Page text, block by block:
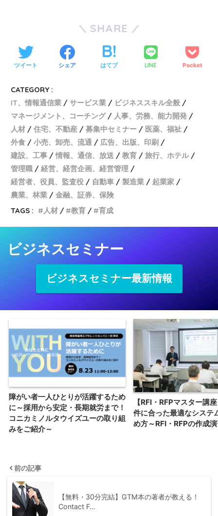
SHARE
ツイート シェア はてブ LINE Pocket
CATEGORY :
IT、情報通信業
サービス業
ビジネススキル全般
マネージメント、コーチング
人事、労務、能力開発
人材
住宅、不動産 募集中セミナー
医薬、福祉
外食
小売、卸売、流通
広告、出版、印刷
建設、工事
情報、通信、放送 教育
旅行、ホテル
管理職
経営、経営企画、経営管理
経営者、役員、監査役
自動車 製造業
起業家
農業、林業
金融、証券、保険
TAGS :
人材 教育 育成
ビジネスセミナー
ビジネスセミナー最新情報
障がい者一人ひとりが活躍するため
に～採用から安定・長期就労まで！
コニカミノルタウイズユーの取り組
みをご紹介～
【RFI・RFPマスター講
件に合った最適なシステ
め方～RFI・RFPの作成
前の記事
【無料・30分完結】GTM本の著者が教える！
Contact F…